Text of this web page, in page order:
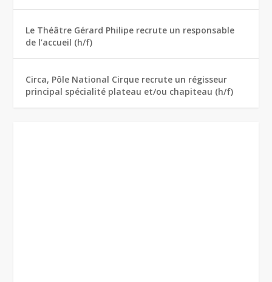
Le Théâtre Gérard Philipe recrute un responsable
de l’accueil (h/f)
Circa, Pôle National Cirque recrute un régisseur
principal spécialité plateau et/ou chapiteau (h/f)